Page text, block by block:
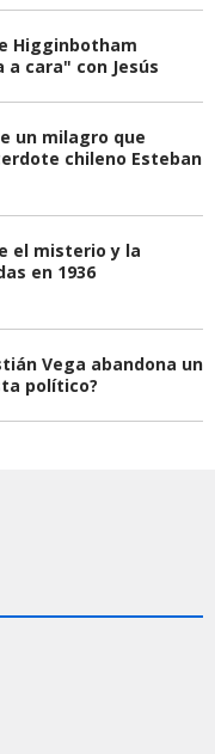
Higginbotham
cara" con Jesús
un milagro que
chileno Esteban
el misterio y la
en 1936
Vega abandona un
político?